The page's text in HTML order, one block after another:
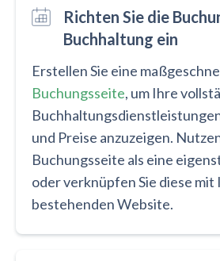
Richten Sie die
Buchhaltung ein
Erstellen Sie eine
Buchungsseite, um Ihre
und Preise anzuzeigen.
Buchungsseite als eine
oder verknüpfen Sie diese mit
bestehenden Website.